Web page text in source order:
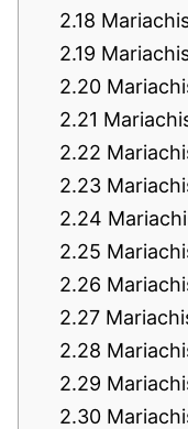
2.18
2.19
2.20
2.21
2.22
2.23
2.24
2.25
2.26
2.27
2.28
2.29
2.30